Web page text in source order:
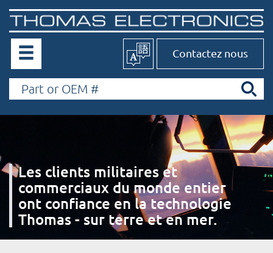
Contactez nous
Les clients militaires et
commerciaux du monde entier
ont confiance en la technologie
Thomas - sur terre et en mer.